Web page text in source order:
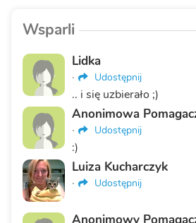
Wsparli
Lidka
· Udostępnij
.. i się uzbierało ;)
Anonimowa
· Udostępnij
:)
Luiza Kucharczyk
· Udostępnij